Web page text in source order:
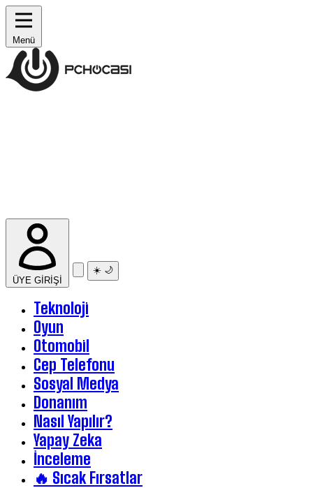
Menü
ÜYE GİRİŞİ
☀️ 🌙
Teknoloji
Oyun
Otomobil
Cep Telefonu
Sosyal Medya
Donanım
Nasıl Yapılır?
Yapay Zeka
İnceleme
🔥 Sıcak Fırsatlar